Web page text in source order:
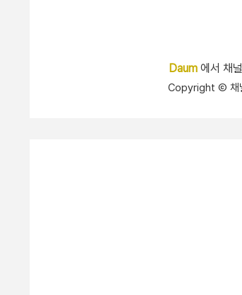
Daum 에서 채
Copyright Ⓒ 채